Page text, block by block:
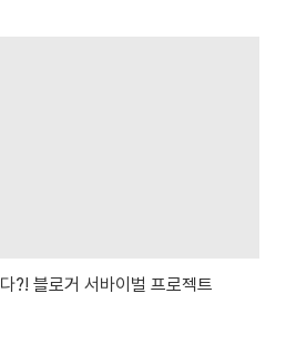
?! 블로거 서바이벌 프로젝트